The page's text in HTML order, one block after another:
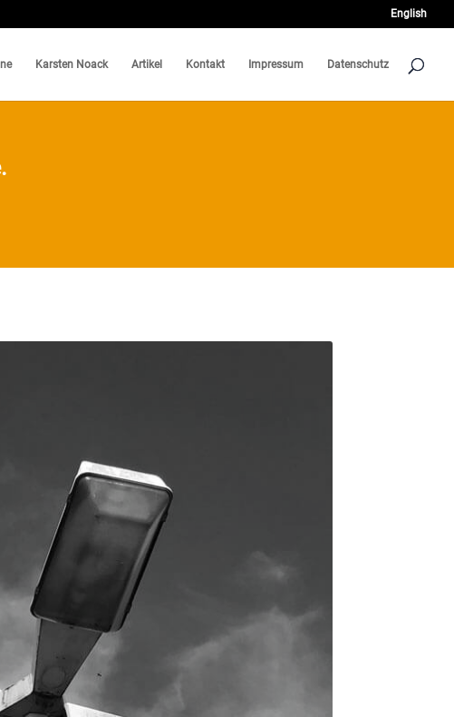
English
Karsten Noack Artikel Kontakt Impressum Datenschutz